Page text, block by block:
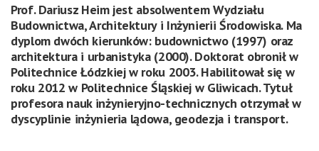
Prof. Dariusz Heim jest absolwentem Wydziału
Budownictwa, Architektury i Inżynierii Środowiska. Ma
dyplom dwóch kierunków: budownictwo (1997) oraz
architektura i urbanistyka (2000). Doktorat obronił w
Politechnice Łódzkiej w roku 2003. Habilitował się w
roku 2012 w Politechnice Śląskiej w Gliwicach. Tytuł
profesora nauk inżynieryjno-technicznych otrzymał w
dyscyplinie inżynieria lądowa, geodezja i transport.